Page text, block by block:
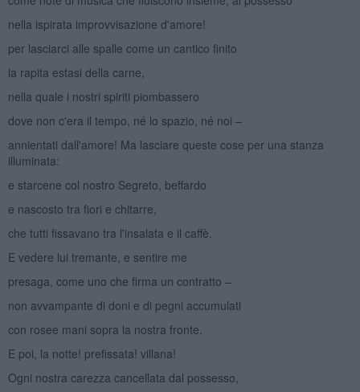
nella ispirata improvvisazione d'amore!
per lasciarci alle spalle come un cantico finito
la rapita estasi della carne,
nella quale i nostri spiriti piombassero
dove non c'era il tempo, né lo spazio, né noi –
annientati dall'amore! Ma lasciare queste cose per una stanza
illuminata:
e starcene col nostro Segreto, beffardo
e nascosto tra fiori e chitarre,
che tutti fissavano tra l'insalata e il caffè.
E vedere lui tremante, e sentire me
presaga, come uno che firma un contratto –
non avvampante di doni e di pegni accumulati
con rosee mani sopra la nostra fronte.
E poi, la notte! prefissata! villana!
Ogni nostra carezza cancellata dal possesso,